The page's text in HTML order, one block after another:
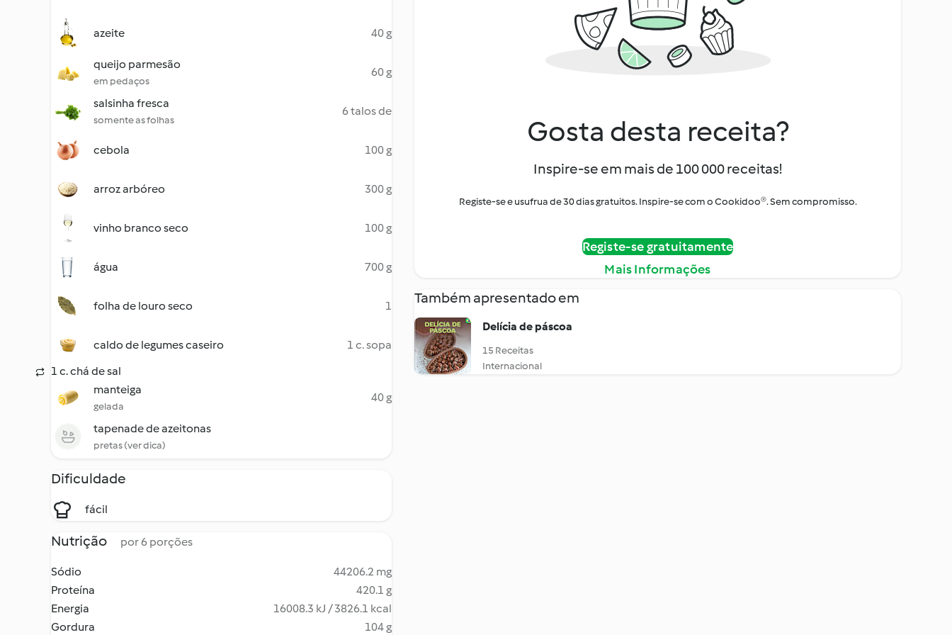
azeite 40 g
queijo parmesão
em pedaços
60 g
salsinha fresca
somente as folhas
6 talos de
cebola 100 g
arroz arbóreo 300 g
vinho branco seco 100 g
água 700 g
folha de louro seco 1
caldo de legumes caseiro
1 c. sopa
1 c. chá de sal
manteiga
gelada
40 g
tapenade de azeitonas
pretas (ver dica)
Dificuldade
fácil
Nutrição por 6 porções
Sódio
44206.2 mg
Proteína
420.1 g
Energia
16008.3 kJ / 3826.1 kcal
Gordura
104 g
Gosta desta receita?
Inspire-se em mais de 100 000 receitas!
Registe-se e usufrua de 30 dias gratuitos. Inspire-se com o Cookidoo®. Sem compromisso.
Registe-se gratuitamente
Mais Informações
Também apresentado em
Delícia de páscoa
15 Receitas
Internacional